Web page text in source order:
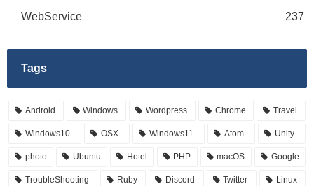
WebService 237
Tags
Android Windows Wordpress Chrome Travel
Windows10 OSX Windows11 Atom Unity
photo Ubuntu Hotel PHP macOS Google
TroubleShooting Ruby Discord Twitter Linux